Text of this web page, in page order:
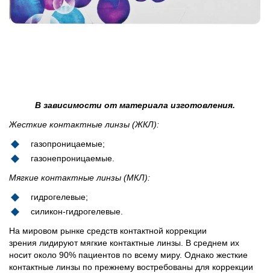
В зависимости от материала изготовления.
Жесткие контактные линзы (ЖКЛ):
газопроницаемые;
газонепроницаемые.
Мягкие контактные линзы (МКЛ):
гидрогелевые;
силикон-гидрогелевые.
На мировом рынке средств контактной коррекции
зрения лидируют мягкие контактные линзы. В среднем их
носит около 90% пациентов по всему миру. Однако жесткие
контактные линзы по прежнему востребованы для коррекции